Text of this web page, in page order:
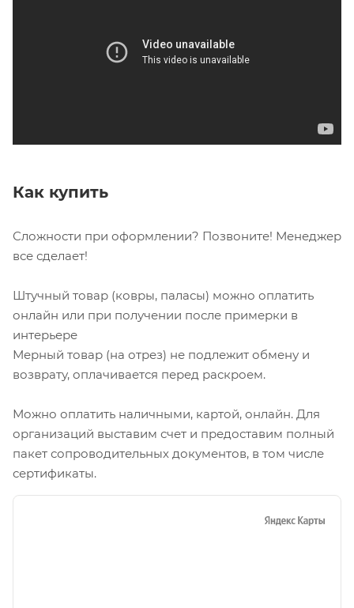
Как купить
Сложности при оформлении? Позвоните! Менеджер
все сделает!
Штучный товар (ковры, паласы) можно оплатить
онлайн или при получении после примерки в
интерьере
Мерный товар (на отрез) не подлежит обмену и
возврату, оплачивается перед раскроем.
Можно оплатить наличными, картой, онлайн. Для
организаций выставим счет и предоставим полный
пакет сопроводительных документов, в том числе
сертификаты.